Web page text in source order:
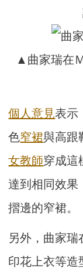
▲曲家瑞在
個人意見表示
色窄裙與高跟
女教師穿成這
達到相同效果
摺邊的窄裙。
另外，曲家瑞
印花上衣等造